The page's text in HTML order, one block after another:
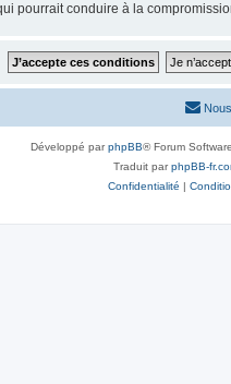
pourrait conduire à la
Développé parphpBB® Forum
Traduit parphpBB-
Confidentialité |